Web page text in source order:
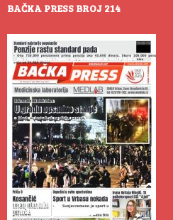
BAČKA PRESS BROJ 214